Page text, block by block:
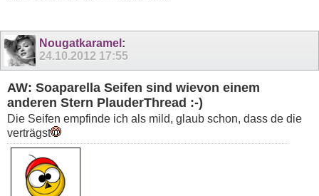
Nougatkaramel :
24.10.2012 17:55
AW: Soaparella Seifen sind wievon einem
anderen Stern PlauderThread :-)
Die Seifen empfinde ich als mild, glaub schon, dass de die
verträgst